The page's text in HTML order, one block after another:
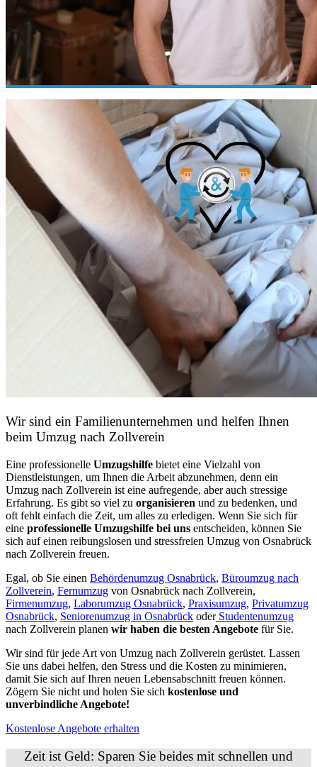
Wir sind ein Familienunternehmen und helfen Ihnen
beim Umzug nach Zollverein
Eine professionelle Umzugshilfe bietet eine Vielzahl von
Dienstleistungen, um Ihnen die Arbeit abzunehmen, denn ein
Umzug nach Zollverein ist eine aufregende, aber auch stressige
Erfahrung. Es gibt so viel zu organisieren und zu bedenken, und
oft fehlt einfach die Zeit, um alles zu erledigen. Wenn Sie sich für
eine professionelle Umzugshilfe bei uns entscheiden, können Sie
sich auf einen reibungslosen und stressfreien Umzug von Osnabrück
nach Zollverein freuen.
Egal, ob Sie einen Behördenumzug Osnabrück, Büroumzug nach
Zollverein, Fernumzug von Osnabrück nach Zollverein,
Firmenumzug, Laborumzug Osnabrück, Praxisumzug, Privatumzug
Osnabrück, Seniorenumzug in Osnabrück oderStudentenumzug
nach Zollverein planen wir haben die besten Angebote für Sie.
Wir sind für jede Art von Umzug nach Zollverein gerüstet. Lassen
Sie uns dabei helfen, den Stress und die Kosten zu minimieren,
damit Sie sich auf Ihren neuen Lebensabschnitt freuen können.
Zögern Sie nicht und holen Sie sich kostenlose und
unverbindliche Angebote!
Kostenlose Angebote erhalten
Zeit ist Geld: Sparen Sie beides mit schnellen und